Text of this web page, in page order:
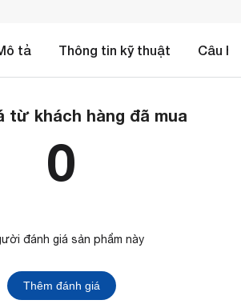
tả Thông tin kỹ thuật Câu
từ khách hàng đã mua
0
đánh giá sản phẩm này
Thêm đánh giá